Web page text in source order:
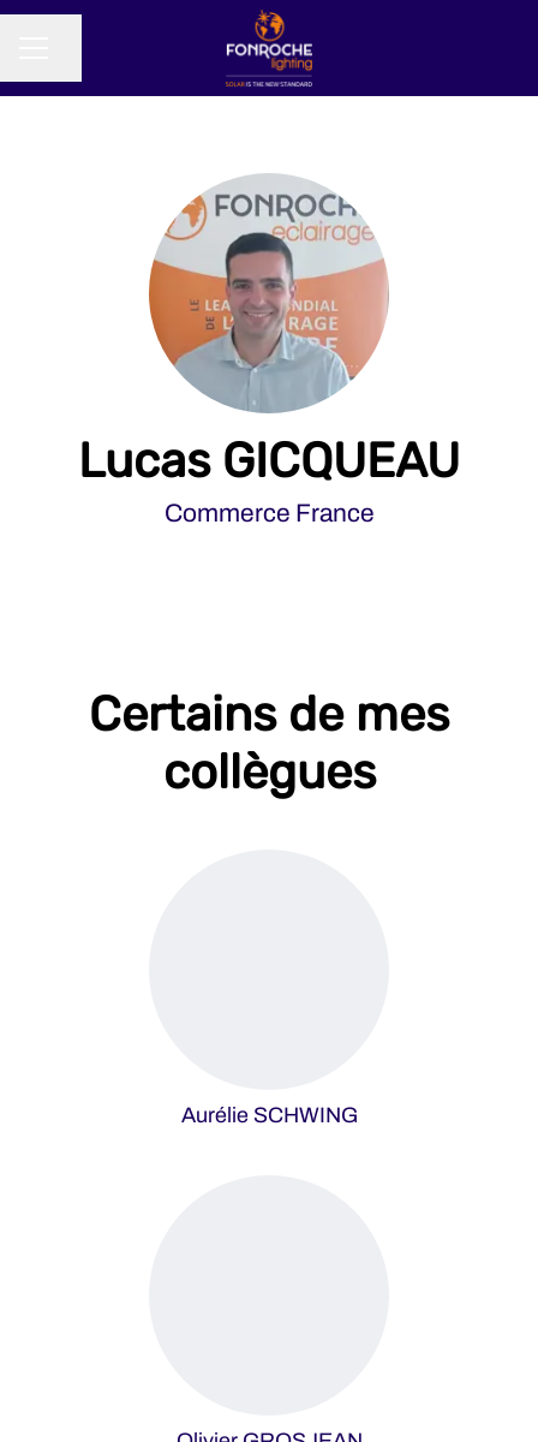
Lucas GICQUEAU
Commerce France
Certains de mes
collègues
Aurélie SCHWING